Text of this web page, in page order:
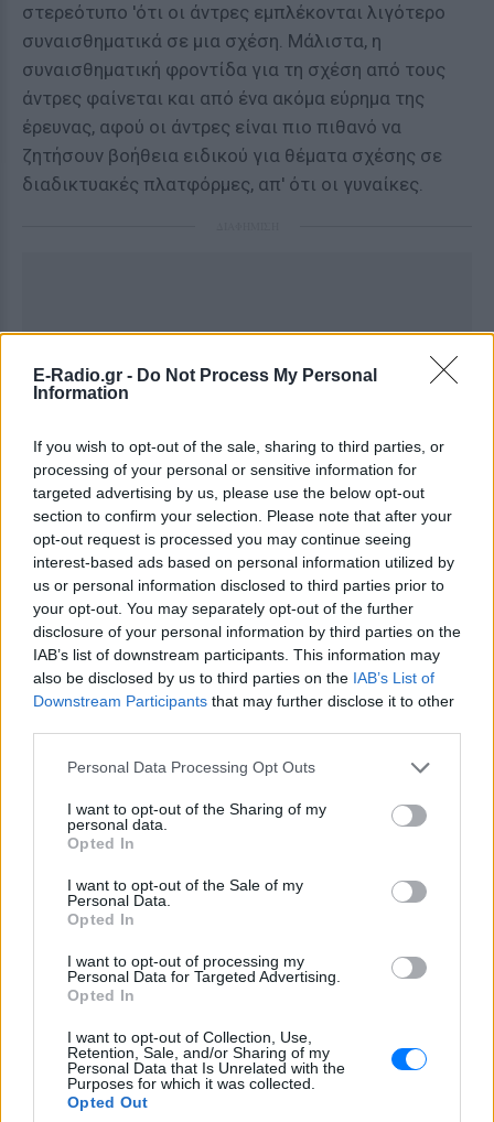
E-Radio.gr - Do Not Process My Personal
Information
If you wish to opt-out of the sale, sharing to third parties, or
processing of your personal or sensitive information for
targeted advertising by us, please use the below opt-out
section to confirm your selection. Please note that after your
opt-out request is processed you may continue seeing
interest-based ads based on personal information utilized by
us or personal information disclosed to third parties prior to
your opt-out. You may separately opt-out of the further
disclosure of your personal information by third parties on the
IAB’s list of downstream participants. This information may
also be disclosed by us to third parties on the IAB’s List of
Downstream Participants that may further disclose it to other
Personal Data Processing Opt Outs
I want to opt-out of the Sharing of my
personal data.
Opted In
I want to opt-out of the Sale of my
Personal Data.
Opted In
I want to opt-out of processing my
Personal Data for Targeted Advertising.
Opted In
I want to opt-out of Collection, Use,
Retention, Sale, and/or Sharing of my
Personal Data that Is Unrelated with the
Purposes for which it was collected.
Opted Out
στερεότυπο 'ότι οι άντρες εμπλέκονται λιγότερο
συναισθηματικά σε μια σχέση. Μάλιστα, η
συναισθηματική φροντίδα για τη σχέση από τους
άντρες φαίνεται και από ένα ακόμα εύρημα της
έρευνας, αφού οι άντρες είναι πιο πιθανό να
ζητήσουν βοήθεια ειδικού για θέματα σχέσης σε
διαδικτυακές πλατφόρμες, απ' ότι οι γυναίκες.
Ακολουθήστε το E-Radio.gr στοGoogle News
και μάθετε πρώτοι
τα πιο hot νέα
Εσύ μπήκες στο E-Daily.gr; Τα νέα της ημέρας
και ότι σου κάνει κλικ!
Ακολουθήστε το E-Radio.gr και στο Instagram